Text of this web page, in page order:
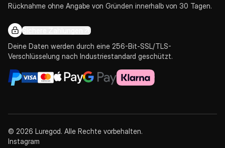
Rücknahme ohne Angabe von Gründen innerhalb von 30 Tagen.
Sichere Zahlungen
Deine Daten werden durch eine 256-Bit-SSL/TLS-
Verschlüsselung nach Industriestandard geschützt.
© 2026 Luregod. Alle Rechte vorbehalten.
Instagram